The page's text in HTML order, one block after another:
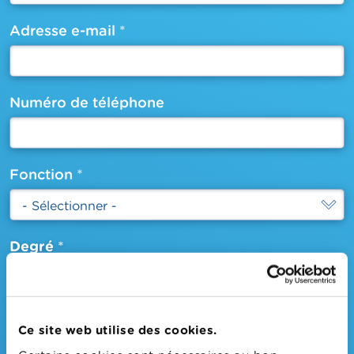
Ce site web utilise des cookies.
email
Adresse e-mail
textfield
Numéro de téléphone
select
Fonction
Degré
3ième degré